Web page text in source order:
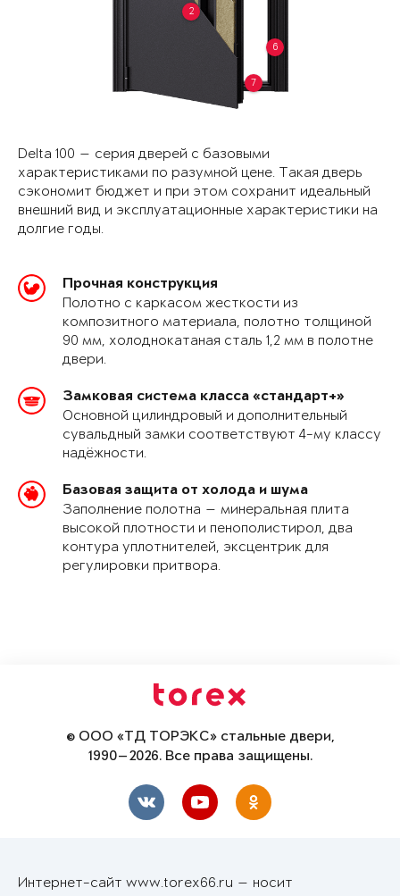
2
6
7
Delta 100 — серия дверей с базовыми
характеристиками по разумной цене. Такая дверь
сэкономит бюджет и при этом сохранит идеальный
внешний вид и эксплуатационные характеристики на
долгие годы.
Прочная конструкция
Полотно с каркасом жесткости из
композитного материала, полотно толщиной
90 мм, холоднокатаная сталь 1,2 мм в полотне
двери.
Замковая система класса «стандарт+»
Основной цилиндровый и дополнительный
сувальдный замки соответствуют 4-му классу
надёжности.
Базовая защита от холода и шума
Заполнение полотна — минеральная плита
высокой плотности и пенополистирол, два
контура уплотнителей, эксцентрик для
регулировки притвора.
© ООО «ТД ТОРЭКС» стальные двери,
1990—2026. Все права защищены.
Интернет-сайт www.torex66.ru — носит